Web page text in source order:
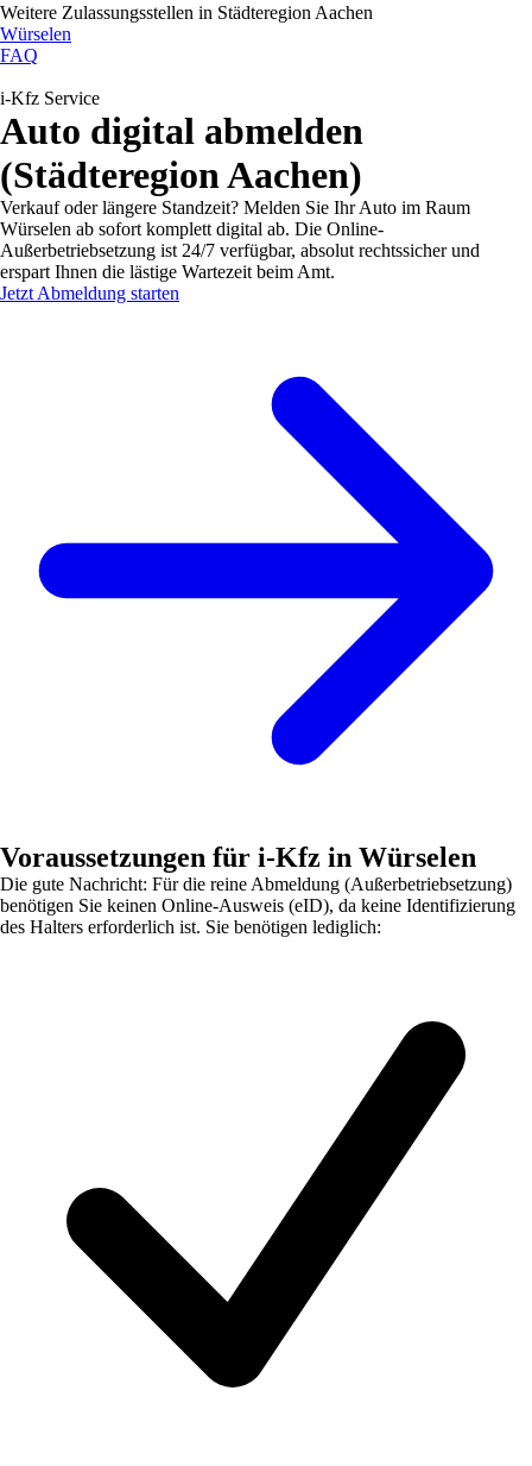
Weitere Zulassungsstellen in Städteregion Aachen
Würselen
FAQ
i-Kfz Service
Auto digital abmelden
(Städteregion Aachen)
Verkauf oder längere Standzeit? Melden Sie Ihr Auto im Raum
Würselen ab sofort komplett digital ab. Die Online-
Außerbetriebsetzung ist 24/7 verfügbar, absolut rechtssicher und
erspart Ihnen die lästige Wartezeit beim Amt.
Jetzt Abmeldung starten
Voraussetzungen für i-Kfz in Würselen
Die gute Nachricht: Für die reine Abmeldung (Außerbetriebsetzung)
benötigen Sie keinen Online-Ausweis (eID), da keine Identifizierung
des Halters erforderlich ist. Sie benötigen lediglich: